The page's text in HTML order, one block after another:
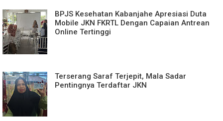
BPJS Kesehatan Kabanjahe Apresiasi Duta
Mobile JKN FKRTL Dengan Capaian Antrean
Online Tertinggi
Terserang Saraf Terjepit, Mala Sadar
Pentingnya Terdaftar JKN